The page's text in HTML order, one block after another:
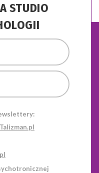
STUDIO
Talizman.pl